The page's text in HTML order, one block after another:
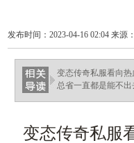
发布时间：2023-04-16 02:04 来源
haixinganggou.com
变态传奇私服看向
总省一直都是能不出
变态传奇私服